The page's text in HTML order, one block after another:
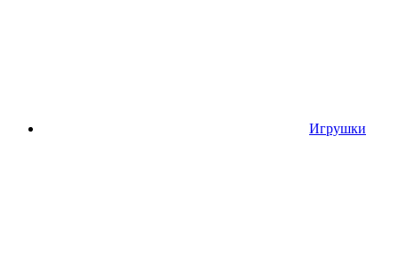
Игрушки